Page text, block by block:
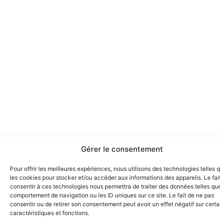
Gérer le consentement
Pour offrir les meilleures expériences, nous utilisons des technologies telles
les cookies pour stocker et/ou accéder aux informations des appareils. Le
consentir à ces technologies nous permettra de traiter des données telles
comportement de navigation ou les ID uniques sur ce site. Le fait de ne pas
consentir ou de retirer son consentement peut avoir un effet négatif sur
caractéristiques et fonctions.